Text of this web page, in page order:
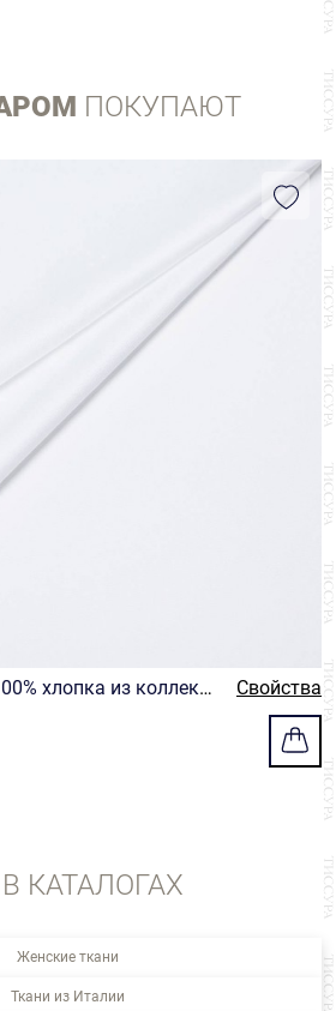
ПОКУПАЮТ
хлопка из коллекц
Свойства
В КАТАЛОГАХ
Женские ткани
Ткани из Италии